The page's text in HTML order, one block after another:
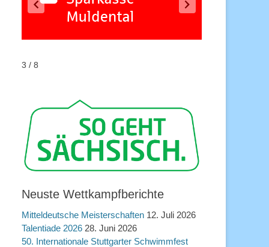
3 / 8
Neuste Wettkampfberichte
Mitteldeutsche Meisterschaften 12. Juli 2026
Talentiade 2026 28. Juni 2026
50. Internationale Stuttgarter Schwimmfest